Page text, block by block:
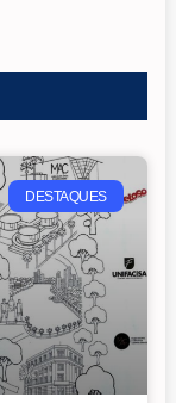
DESTAQUES